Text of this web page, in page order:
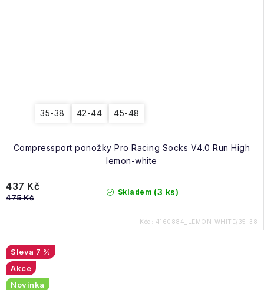
Compressport ponožky Pro Racing Socks V4.0 Run High
lemon-white
35-38 42-44 45-48
Skladem (3 ks)
437 Kč
475 Kč
Kód: 4160884_LEMON-WHITE/35-38
7 %
Akce
Novinka